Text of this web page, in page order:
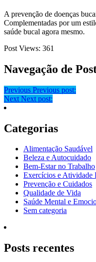
A prevenção de doenças
Complementadas por um
saúde bucal agora mesmo.
Post Views: 361
Navegação de
Previous Previous post:
Next Next post:
Categorias
Alimentação Saudável
Beleza e Autocuidado
Bem-Estar no Trabalho
Exercícios e Atividade
Prevenção e Cuidados
Qualidade de Vida
Saúde Mental e
Sem categoria
Posts recentes